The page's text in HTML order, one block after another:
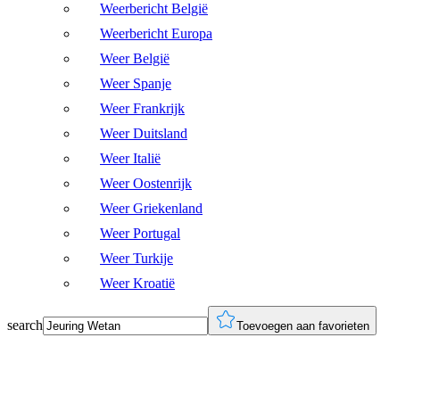
Weerbericht België
Weerbericht Europa
Weer België
Weer Spanje
Weer Frankrijk
Weer Duitsland
Weer Italië
Weer Oostenrijk
Weer Griekenland
Weer Portugal
Weer Turkije
Weer Kroatië
search Toevoegen aan favorieten